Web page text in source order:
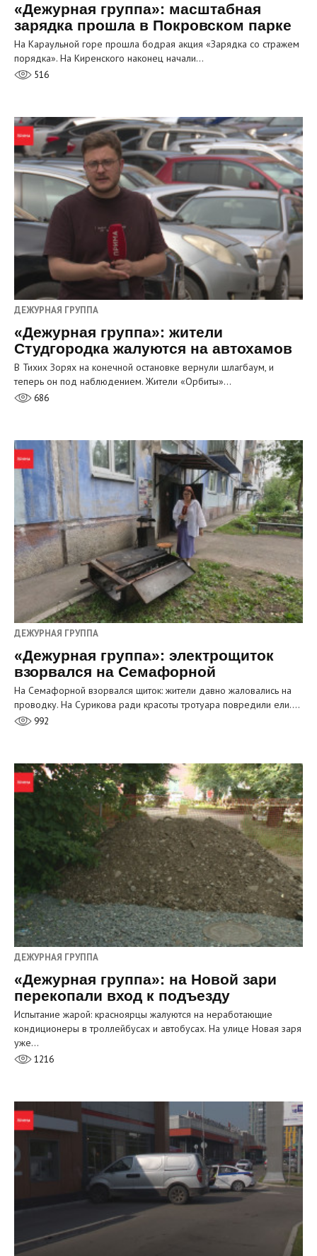
«Дежурная группа»: масштабная
зарядка прошла в Покровском парке
На Караульной горе прошла бодрая акция «Зарядка со стражем
порядка». На Киренского наконец начали…
516
ДЕЖУРНАЯ ГРУППА
«Дежурная группа»: жители
Студгородка жалуются на автохамов
В Тихих Зорях на конечной остановке вернули шлагбаум, и
теперь он под наблюдением. Жители «Орбиты»…
686
ДЕЖУРНАЯ ГРУППА
«Дежурная группа»: электрощиток
взорвался на Семафорной
На Семафорной взорвался щиток: жители давно жаловались на
проводку. На Сурикова ради красоты тротуара повредили ели.…
992
ДЕЖУРНАЯ ГРУППА
«Дежурная группа»: на Новой зари
перекопали вход к подъезду
Испытание жарой: красноярцы жалуются на неработающие
кондиционеры в троллейбусах и автобусах. На улице Новая заря
уже…
1216